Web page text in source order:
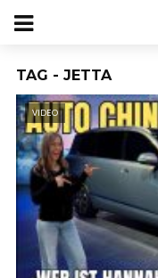
TAG - JETTA
VIDEO